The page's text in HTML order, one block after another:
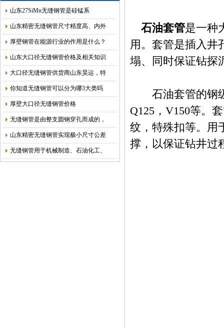
山东27SiMn无缝钢管是硅锰系
山东精密无缝钢管尺寸精度高、内外
厚壁钢管在能源行业的作用是什么？
山东大口径无缝钢管价格及相关知识
大口径无缝钢管供货商山东昊运，特
你知道无缝钢管可以分为哪3大类吗
厚壁大口径无缝钢管价格
无缝钢管是由整支圆钢穿孔而成的，
山东精密无缝钢管实现极小尺寸公差
无缝钢管用于机械制造、石油化工、
石油套管是一种
用。套管是插入井
塌、同时保证钻探
石油套管的钢级
Q125，V150等。
纹，特殊扣等。用
撑，以保证钻井过